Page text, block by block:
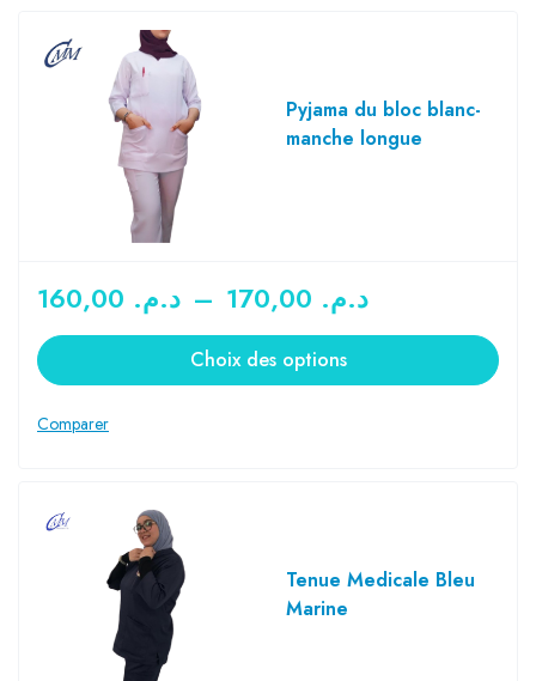
Pyjama du bloc blanc-
manche longue
د.م. – د.م.
Choix des options
Tenue Medicale Bleu
Marine